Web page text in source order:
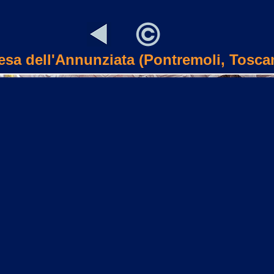
dell'Annunziata (Pontremoli,